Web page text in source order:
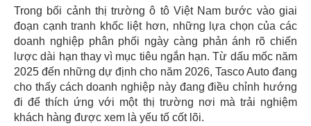
Trong bối cảnh thị trường ô tô Việt Nam bước vào giai
đoạn cạnh tranh khốc liệt hơn, những lựa chọn của các
doanh nghiệp phân phối ngày càng phản ánh rõ chiến
lược dài hạn thay vì mục tiêu ngắn hạn. Từ dấu mốc năm
2025 đến những dự định cho năm 2026, Tasco Auto đang
cho thấy cách doanh nghiệp này đang điều chỉnh hướng
đi để thích ứng với một thị trường nơi mà trải nghiệm
khách hàng được xem là yếu tố cốt lõi.